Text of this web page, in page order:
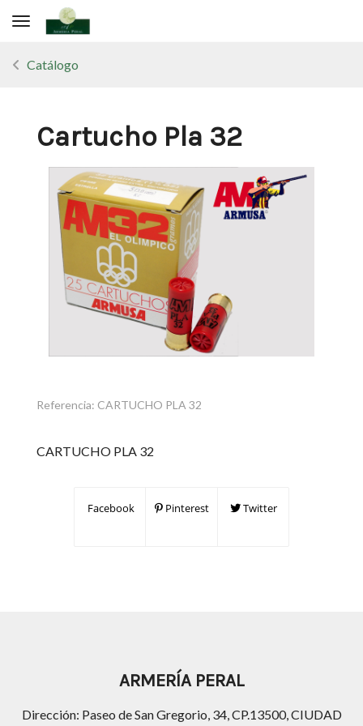
Toggle navigation
Catálogo
Cartucho Pla 32
Referencia: CARTUCHO PLA 32
CARTUCHO PLA 32
Facebook Pinterest Twitter
ARMERÍA PERAL
Dirección: Paseo de San Gregorio, 34, CP.13500, CIUDAD